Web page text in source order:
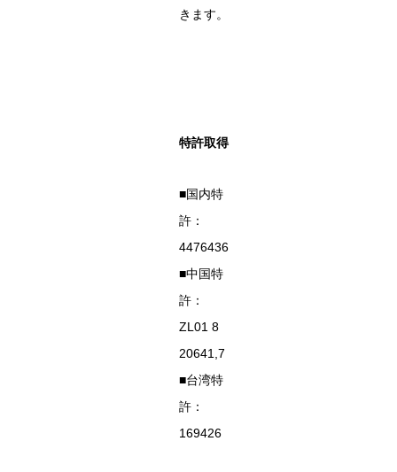
きます。
特許取得
■国内特
許：
4476436
■中国特
許：
ZL01 8
20641,7
■台湾特
許：
169426